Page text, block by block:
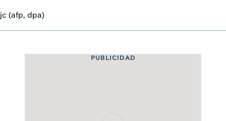
jc (afp, dpa)
PUBLICIDAD